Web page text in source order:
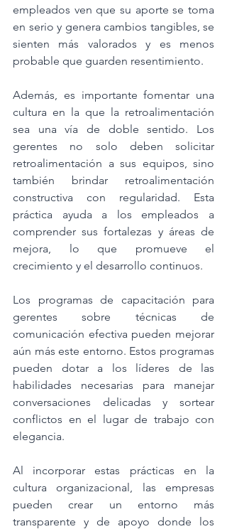
empleados ven que su aporte se toma
en serio y genera cambios tangibles, se
sienten más valorados y es menos
probable que guarden resentimiento.
Además, es importante fomentar una
cultura en la que la retroalimentación
sea una vía de doble sentido. Los
gerentes no solo deben solicitar
retroalimentación a sus equipos, sino
también brindar retroalimentación
constructiva con regularidad. Esta
práctica ayuda a los empleados a
comprender sus fortalezas y áreas de
mejora, lo que promueve el
crecimiento y el desarrollo continuos.
Los programas de capacitación para
gerentes sobre técnicas de
comunicación efectiva pueden mejorar
aún más este entorno. Estos programas
pueden dotar a los líderes de las
habilidades necesarias para manejar
conversaciones delicadas y sortear
conflictos en el lugar de trabajo con
elegancia.
Al incorporar estas prácticas en la
cultura organizacional, las empresas
pueden crear un entorno más
transparente y de apoyo donde los